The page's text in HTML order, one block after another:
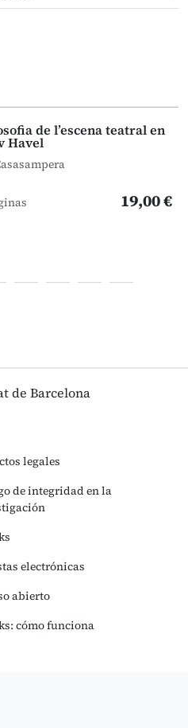
de l’escena teatral en
Havel
19,00 €
legales
de integridad en la
electrónicas
abierto
cómo funciona